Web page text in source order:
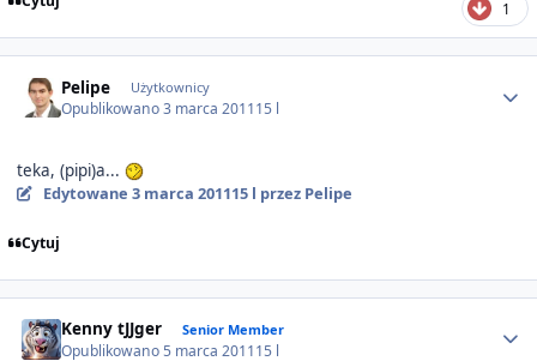
1
Pelipe Użytkownicy
Opublikowano3 marca 201115 l
teka, (pipi)a...
Edytowane 3 marca 201115 l przez Pelipe
Cytuj
Kenny tJJger Senior Member
Opublikowano 5 marca 201115 l